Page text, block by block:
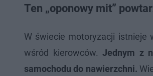
Ten „oponowy mit”
W świecie motoryzacji istnieje
wśród kierowców.Jednym z
samochodu do nawierzchni.